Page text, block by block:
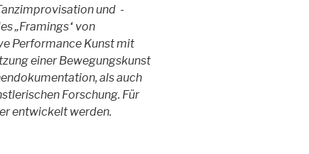
und -
„Framings“ von
Performance Kunst mit
einer Bewegungskunst
als auch
Forschung. Für
entwickelt werden.